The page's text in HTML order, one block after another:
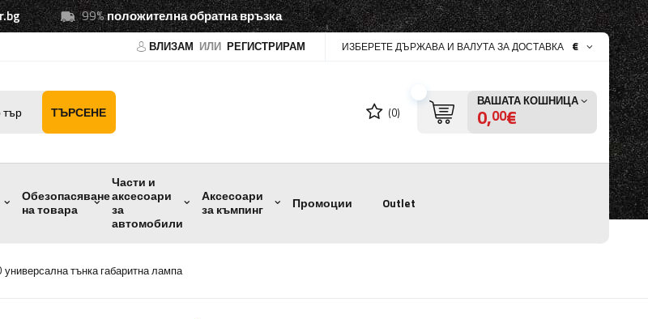
99%положителна обратна връзка
ВЛИЗАМ ИЛИ РЕГИСТРИРАМ ИЗБЕРЕТЕ ДЪРЖАВА И ВАЛУТА ЗА ДОСТАВКА €
ТЪРСЕНЕ (0)
ВАШАТА КОШНИЦА
0,00€
Обезопасяване
на товара
Части и
аксесоари
за
автомобили
Аксесоари
за къмпинг
Промоции Outlet
универсална тънка габаритна лампа